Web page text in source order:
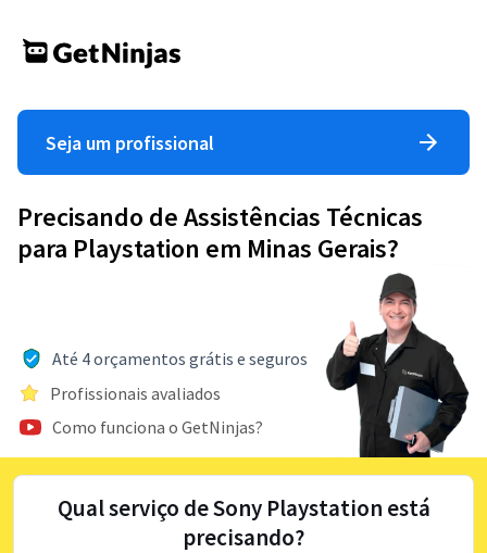
Seja um profissional
Precisando de Assistências Técnicas
para Playstation em Minas Gerais?
Até 4 orçamentos grátis e seguros
Profissionais avaliados
Como funciona o GetNinjas?
Qual serviço de Sony Playstation está
precisando?